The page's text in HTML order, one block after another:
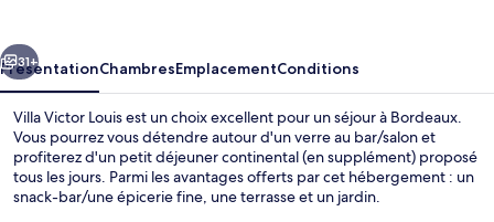
Suivant
31+
PrésentationChambresEmplacementConditions
Villa Victor Louis est un choix excellent pour un séjour à Bordeaux.
Vous pourrez vous détendre autour d'un verre au bar/salon et
profiterez d'un petit déjeuner continental (en supplément) proposé
tous les jours. Parmi les avantages offerts par cet hébergement : un
snack-bar/une épicerie fine, une terrasse et un jardin.